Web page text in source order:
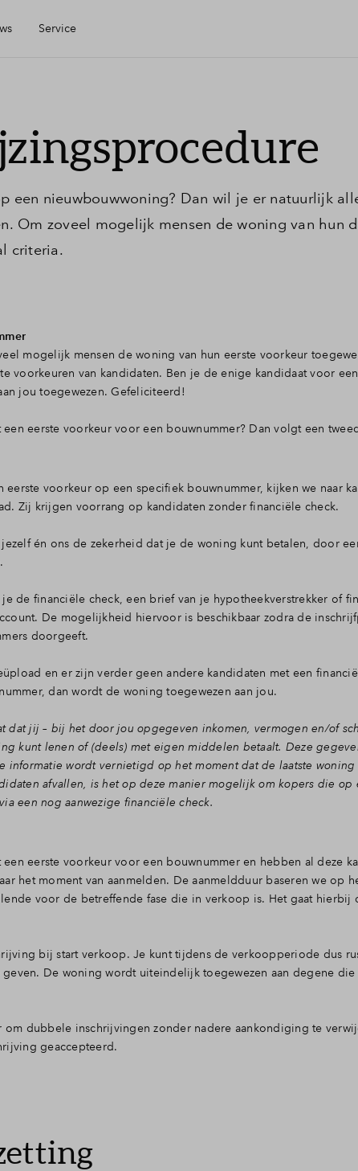
Service
check
vragen
een nieuwbouwwoning? Dan wil je er natuurlijk
Om zoveel mogelijk mensen de woning van hun
criteria.
mogelijk mensen de woning van hun eerste voorkeur
voorkeuren van kandidaten. Ben je de enige kandidaat voor
jou toegewezen. Gefeliciteerd!
eerste voorkeur voor een bouwnummer? Dan volgt een
eerste voorkeur op een specifiek bouwnummer, kijken we naar
Zij krijgen voorrang op kandidaten zonder financiële check.
én ons de zekerheid dat je de woning kunt betalen, door
de financiële check, een brief van je hypotheekverstrekker of
De mogelijkheid hiervoor is beschikbaar zodra de
doorgeeft.
en er zijn verder geen andere kandidaten met een
dan wordt de woning toegewezen aan jou.
dat jij – bij het door jou opgegeven inkomen, vermogen en/of
kunt lenen of (deels) met eigen middelen betaalt. Deze
informatie wordt vernietigd op het moment dat de laatste
afvallen, is het op deze manier mogelijk om kopers die op
een nog aanwezige financiële check.
eerste voorkeur voor een bouwnummer en hebben al deze
het moment van aanmelden. De aanmeldduur baseren we op
voor de betreffende fase die in verkoop is. Het gaat hierbij
bij start verkoop. Je kunt tijdens de verkoopperiode dus
De woning wordt uiteindelijk toegewezen aan degene die
dubbele inschrijvingen zonder nadere aankondiging te
geaccepteerd.